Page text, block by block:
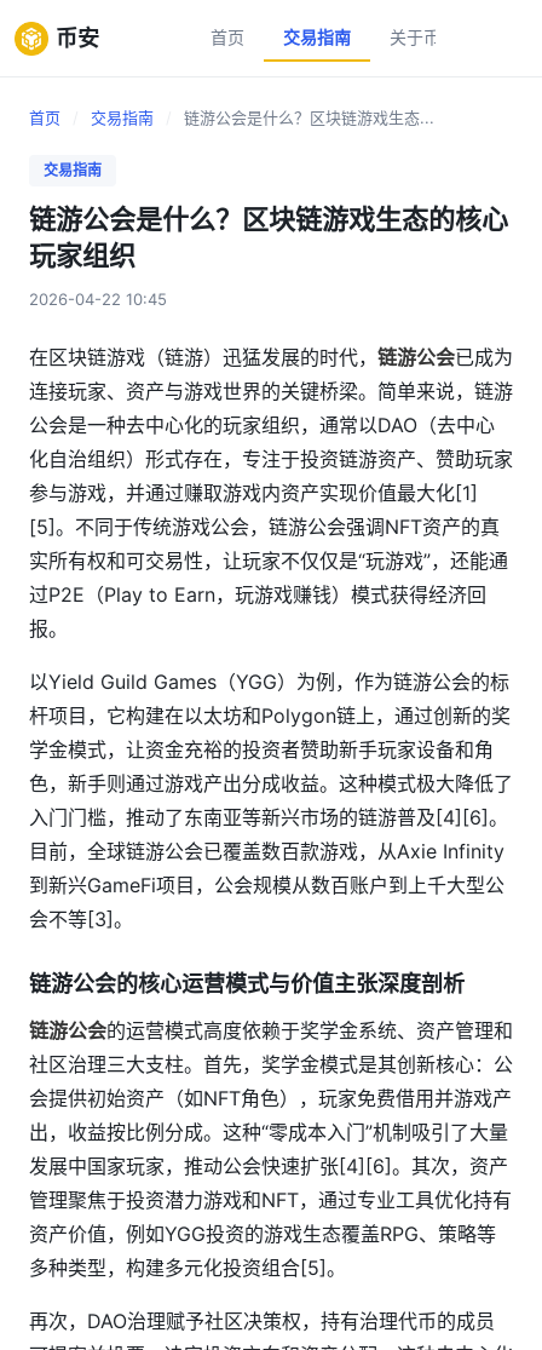
币安 首页 交易指南 关于币安
首页 交易指南 链游公会是什么？区块链游戏生态...
交易指南
链游公会是什么？区块链游戏生态的核心
玩家组织
2026-04-22 10:45
在区块链游戏（链游）迅猛发展的时代， 链游公会已成为
连接玩家、资产与游戏世界的关键桥梁。简单来说，链游
公会是一种去中心化的玩家组织，通常以DAO（去中心
化自治组织）形式存在，专注于投资链游资产、赞助玩家
参与游戏，并通过赚取游戏内资产实现价值最大化[1]
[5]。不同于传统游戏公会，链游公会强调NFT资产的真
实所有权和可交易性，让玩家不仅仅是“玩游戏”，还能通
过P2E（Play to Earn，玩游戏赚钱）模式获得经济回
报。
以Yield Guild Games（YGG）为例，作为链游公会的标
杆项目，它构建在以太坊和Polygon链上，通过创新的奖
学金模式，让资金充裕的投资者赞助新手玩家设备和角
色，新手则通过游戏产出分成收益。这种模式极大降低了
入门门槛，推动了东南亚等新兴市场的链游普及[4][6]。
目前，全球链游公会已覆盖数百款游戏，从Axie Infinity
到新兴GameFi项目，公会规模从数百账户到上千大型公
会不等[3]。
链游公会的核心运营模式与价值主张深度剖析
链游公会的运营模式高度依赖于奖学金系统、资产管理和
社区治理三大支柱。首先，奖学金模式是其创新核心：公
会提供初始资产（如NFT角色），玩家免费借用并游戏产
出，收益按比例分成。这种“零成本入门”机制吸引了大量
发展中国家玩家，推动公会快速扩张[4][6]。其次，资产
管理聚焦于投资潜力游戏和NFT，通过专业工具优化持有
资产价值，例如YGG投资的游戏生态覆盖RPG、策略等
多种类型，构建多元化投资组合[5]。
再次，DAO治理赋予社区决策权，持有治理代币的成员